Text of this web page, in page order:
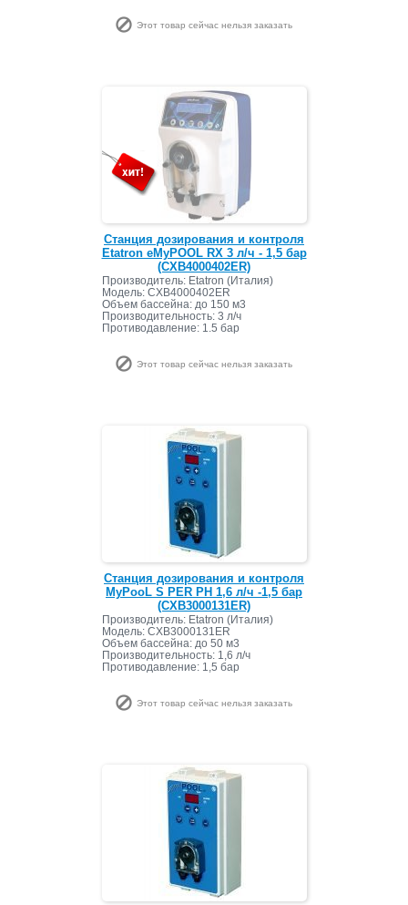
Этот товар сейчас нельзя заказать
Станция дозирования и контроля
Etatron eMyPOOL RX 3 л/ч - 1,5 бар
(CXB4000402ER)
Производитель: Etatron (Италия)
Модель: CXB4000402ER
Объем бассейна: до 150 м3
Производительность: 3 л/ч
Противодавление: 1.5 бар
Этот товар сейчас нельзя заказать
Станция дозирования и контроля
MyPooL S PER PH 1,6 л/ч -1,5 бар
(CXB3000131ER)
Производитель: Etatron (Италия)
Модель: CXB3000131ER
Объем бассейна: до 50 м3
Производительность: 1,6 л/ч
Противодавление: 1,5 бар
Этот товар сейчас нельзя заказать